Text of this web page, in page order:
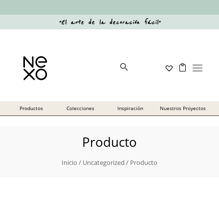
“El arte de la decoración fácil”
Producto
Inicio / Uncategorized / Producto